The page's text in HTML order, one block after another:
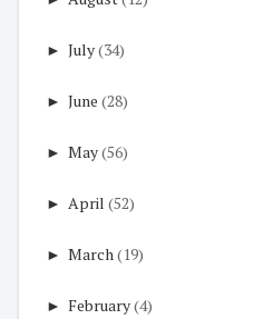
► July(34)
► June (28)
► May(56)
► April (52)
► March(19)
► February(4)